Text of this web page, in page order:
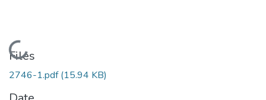
Loading...
Files
2746-1.pdf(15.94 KB)